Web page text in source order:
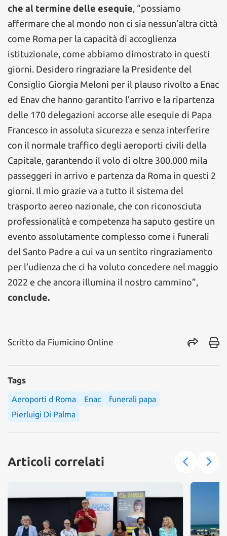
che al termine delle esequie, “possiamo
affermare che al mondo non ci sia nessun’altra città
come Roma per la capacità di accoglienza
istituzionale, come abbiamo dimostrato in questi
giorni. Desidero ringraziare la Presidente del
Consiglio Giorgia Meloni per il plauso rivolto a Enac
ed Enav che hanno garantito l’arrivo e la ripartenza
delle 170 delegazioni accorse alle esequie di Papa
Francesco in assoluta sicurezza e senza interferire
con il normale traffico degli aeroporti civili della
Capitale, garantendo il volo di oltre 300.000 mila
passeggeri in arrivo e partenza da Roma in questi 2
giorni. Il mio grazie va a tutto il sistema del
trasporto aereo nazionale, che con riconosciuta
professionalità e competenza ha saputo gestire un
evento assolutamente complesso come i funerali
del Santo Padre a cui va un sentito ringraziamento
per l’udienza che ci ha voluto concedere nel maggio
2022 e che ancora illumina il nostro cammino”,
conclude.
Scritto da Fiumicino Online
Tags
Aeroporti d Roma Enac
funerali papa
Pierluigi Di Palma
Articoli correlati